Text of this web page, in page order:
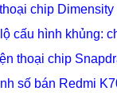
chip
cấu hình khủng:
thoại chip
số bán Redmi